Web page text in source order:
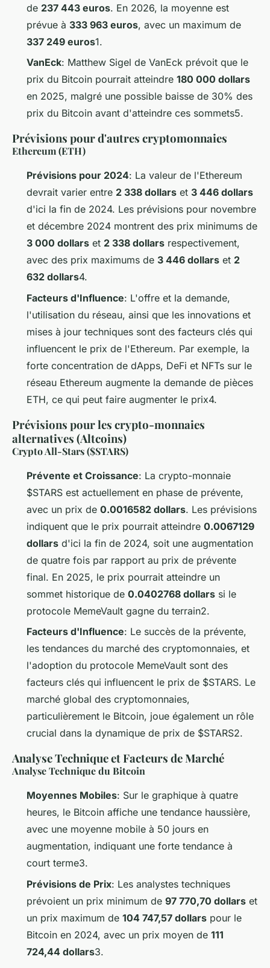
de 237 443 euros. En 2026, la moyenne est
prévue à 333 963 euros, avec un maximum de
337 249 euros1.
VanEck: Matthew Sigel de VanEck prévoit que le
prix du Bitcoin pourrait atteindre 180 000 dollars
en 2025, malgré une possible baisse de 30% des
prix du Bitcoin avant d'atteindre ces sommets5.
Prévisions pour d'autres cryptomonnaies
Ethereum (ETH)
Prévisions pour 2024: La valeur de l'Ethereum
devrait varier entre 2 338 dollars et 3 446 dollars
d'ici la fin de 2024. Les prévisions pour novembre
et décembre 2024 montrent des prix minimums de
3 000 dollars et 2 338 dollars respectivement,
avec des prix maximums de 3 446 dollars et 2
632 dollars4.
Facteurs d'Influence: L'offre et la demande,
l'utilisation du réseau, ainsi que les innovations et
mises à jour techniques sont des facteurs clés qui
influencent le prix de l'Ethereum. Par exemple, la
forte concentration de dApps, DeFi et NFTs sur le
réseau Ethereum augmente la demande de pièces
ETH, ce qui peut faire augmenter le prix4.
Prévisions pour les crypto-monnaies
alternatives (Altcoins)
Crypto All-Stars ($STARS)
Prévente et Croissance: La crypto-monnaie
$STARS est actuellement en phase de prévente,
avec un prix de 0.0016582 dollars. Les prévisions
indiquent que le prix pourrait atteindre 0.0067129
dollars d'ici la fin de 2024, soit une augmentation
de quatre fois par rapport au prix de prévente
final. En 2025, le prix pourrait atteindre un
sommet historique de 0.0402768 dollars si le
protocole MemeVault gagne du terrain2.
Facteurs d'Influence: Le succès de la prévente,
les tendances du marché des cryptomonnaies, et
l'adoption du protocole MemeVault sont des
facteurs clés qui influencent le prix de $STARS. Le
marché global des cryptomonnaies,
particulièrement le Bitcoin, joue également un rôle
crucial dans la dynamique de prix de $STARS2.
Analyse Technique et Facteurs de Marché
Analyse Technique du Bitcoin
Moyennes Mobiles: Sur le graphique à quatre
heures, le Bitcoin affiche une tendance haussière,
avec une moyenne mobile à 50 jours en
augmentation, indiquant une forte tendance à
court terme3.
Prévisions de Prix: Les analystes techniques
prévoient un prix minimum de 97 770,70 dollars et
un prix maximum de 104 747,57 dollars pour le
Bitcoin en 2024, avec un prix moyen de 111
724,44 dollars3.